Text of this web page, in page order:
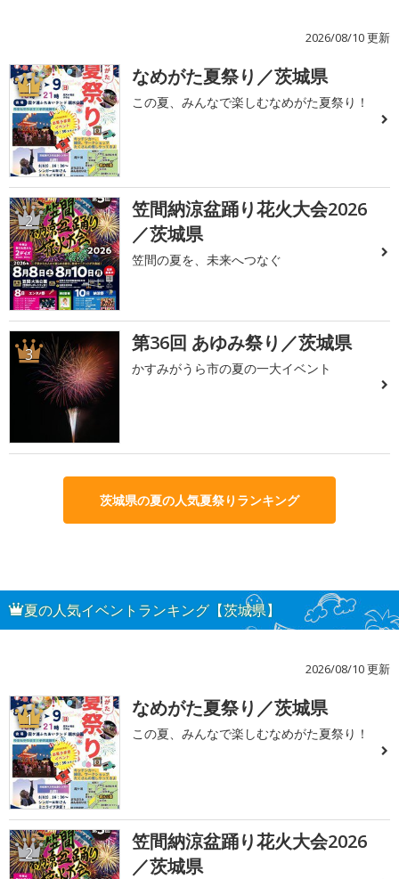
2026/08/10 更新
1 なめがた夏祭り／茨城県
この夏、みんなで楽しむなめがた夏祭り！
2
笠間納涼盆踊り花火大会2026
／茨城県
笠間の夏を、未来へつなぐ
3 第36回 あゆみ祭り／茨城県
かすみがうら市の夏の一大イベント
茨城県の夏の人気夏祭りランキング
夏の人気イベントランキング【茨城県】
2026/08/10 更新
1 なめがた夏祭り／茨城県
この夏、みんなで楽しむなめがた夏祭り！
2
笠間納涼盆踊り花火大会2026
／茨城県